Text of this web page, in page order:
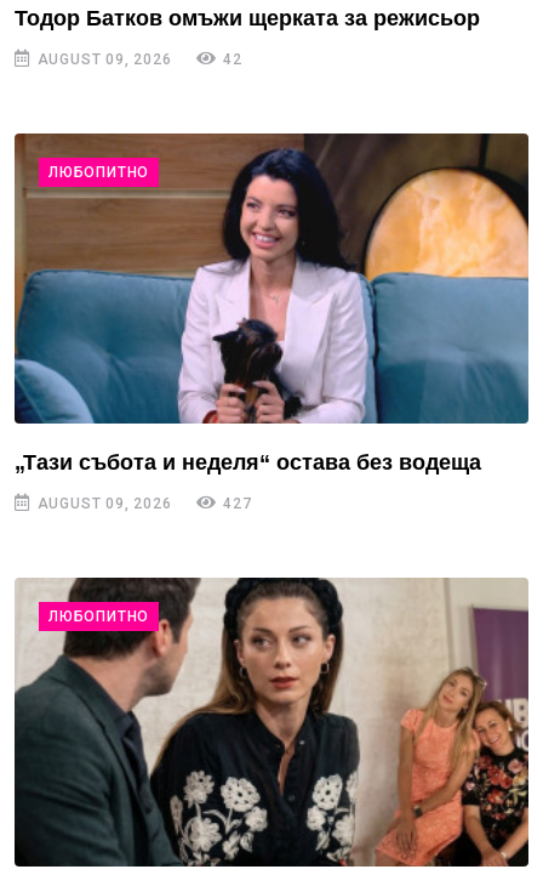
Тодор Батков омъжи щерката за режисьор
AUGUST 09, 2026 42
ЛЮБОПИТНО
„Тази събота и неделя“ остава без водеща
AUGUST 09, 2026 427
ЛЮБОПИТНО